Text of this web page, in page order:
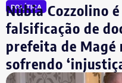
POLÍTICA
Núbia Cozzolino
falsificação de
prefeita de Magé
sofrendo